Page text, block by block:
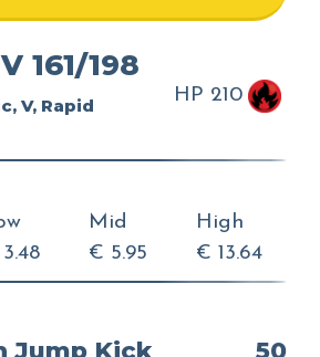
161/198
V, Rapid
HP 210
Mid
€ 5.95
High
€ 13.64
Jump Kick
50